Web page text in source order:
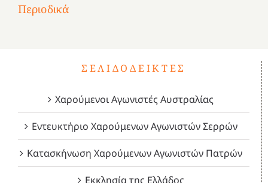
Περιοδικά
1821
2023!
2023!
2023!
ΣΕΛΙΔΟΔΕΊΚΤΕΣ
Χαρούμενοι Αγωνιστές Αυστραλίας
Εντευκτήριο Χαρούμενων Αγωνιστών Σερρών
Κατασκήνωση Χαρούμενων Αγωνιστών Πατρών
Εκκλησία της Ελλάδος